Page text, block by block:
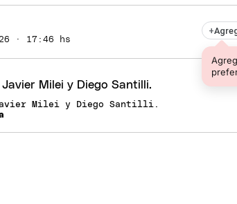
· 17:46 hs
+
Milei y Diego Santilli.